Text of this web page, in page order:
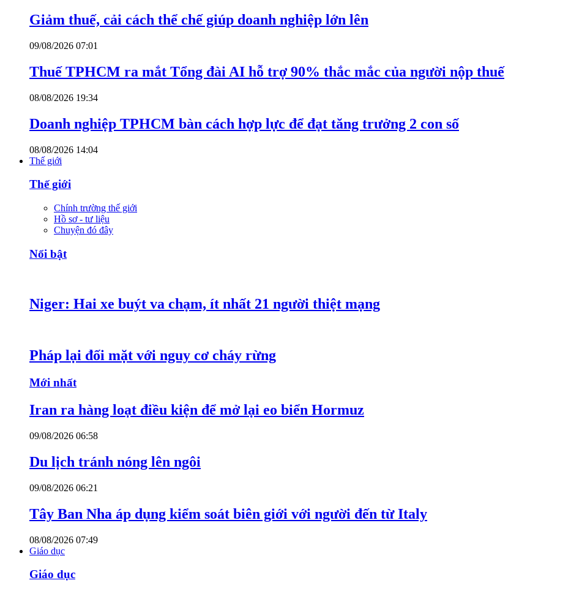
Giảm thuế, cải cách thể chế giúp doanh nghiệp lớn lên
09/08/2026 07:01
Thuế TPHCM ra mắt Tổng đài AI hỗ trợ 90% thắc mắc của người nộp thuế
08/08/2026 19:34
Doanh nghiệp TPHCM bàn cách hợp lực để đạt tăng trưởng 2 con số
08/08/2026 14:04
Thế giới
Thế giới
Chính trường thế giới
Hồ sơ - tư liệu
Chuyện đó đây
Nổi bật
Niger: Hai xe buýt va chạm, ít nhất 21 người thiệt mạng
Pháp lại đối mặt với nguy cơ cháy rừng
Mới nhất
Iran ra hàng loạt điều kiện để mở lại eo biển Hormuz
09/08/2026 06:58
Du lịch tránh nóng lên ngôi
09/08/2026 06:21
Tây Ban Nha áp dụng kiểm soát biên giới với người đến từ Italy
08/08/2026 07:49
Giáo dục
Giáo dục